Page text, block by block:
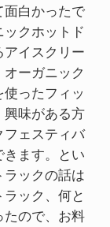
面白かったで
クホットド
アイスクリー
ーガニック
ったフィッ
興味がある方
フェスティバ
きます。とい
ラックの話は
ック、何と
たので、お料